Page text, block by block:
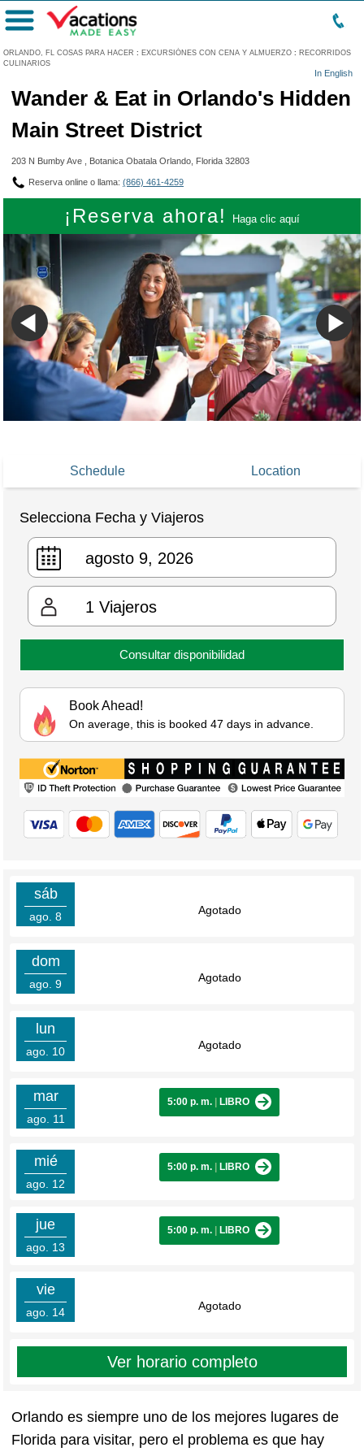
ORLANDO, FL COSAS PARA HACER : EXCURSIÓNES CON CENA Y ALMUERZO : RECORRIDOS
CULINARIOS
In English
Menú
Wander & Eat in Orlando's Hidden
Main Street District
203 N Bumby Ave , Botanica Obatala Orlando, Florida 32803
Reserva online o llama: (866) 461-4259
¡Reserva ahora! Haga clic aquí
Schedule Location
Selecciona Fecha y Viajeros
1 Viajeros
Consultar disponibilidad
Book Ahead!
On average, this is booked 47 days in advance.
sáb
ago. 8 Agotado
dom
ago. 9 Agotado
lun
ago. 10 Agotado
mar
ago. 11
5:00 p. m. LIBRO
mié
ago. 12
5:00 p. m. LIBRO
jue
ago. 13
5:00 p. m. LIBRO
vie
ago. 14 Agotado
Ver horario completo
Orlando es siempre uno de los mejores lugares de
Florida para visitar, pero el problema es que hay